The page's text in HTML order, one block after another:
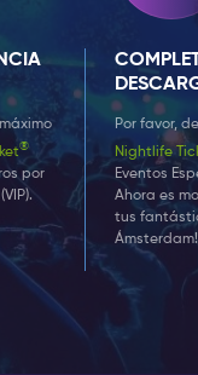
®
por
Por favor,
Nightlife
Eventos
Ahora es
tus
Ámsterdam!